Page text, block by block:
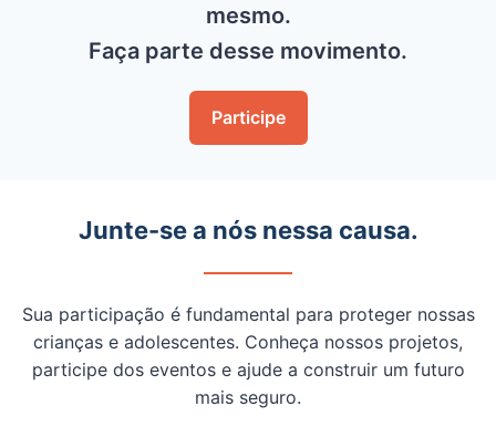
mesmo.
Faça parte desse movimento.
Participe
Junte-se a nós nessa causa.
Sua participação é fundamental para proteger nossas
crianças e adolescentes. Conheça nossos projetos,
participe dos eventos e ajude a construir um futuro
mais seguro.